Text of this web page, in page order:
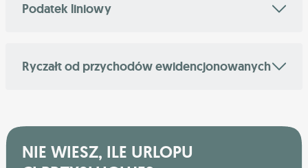
Podatek liniowy
Ryczałt od przychodów ewidencjonowanych
NIE WIESZ, ILE URLOPU